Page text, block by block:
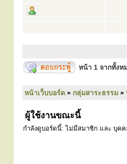
หน้า 1 จากทั้งห
หน้าเว็บบอร์ด » กลุ่มสาระธรรม »
ผู้ใช้งานขณะนี้
กำลังดูบอร์ดนี้: ไม่มีสมาชิก และ บุค